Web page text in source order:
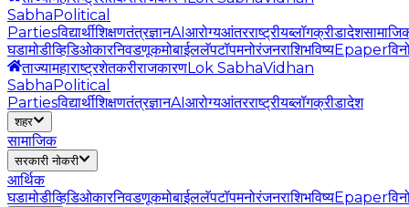
SabhaPolitical
Partiesविद्यार्थीशिक्षणतंत्रज्ञानAIआरोग्यआंतरराष्ट्रीयब्लॉगक्रीडादेश
घडामोडीव्हिडिओकारनिवडणूकमोबाईललॅपटॉपमनोरंजनराशिभविष्यEpaper
ताज्यामहाराष्ट्रशेतकरीराजकारणLok SabhaVidhan
SabhaPolitical
Partiesविद्यार्थीशिक्षणतंत्रज्ञानAIआरोग्यआंतरराष्ट्रीयब्लॉगक्रीडादेश
शहर
सामाजिक
सरकारी नोकरी
आर्थिक
घडामोडीव्हिडिओकारनिवडणूकमोबाईललॅपटॉपमनोरंजनराशिभविष्यEpaper